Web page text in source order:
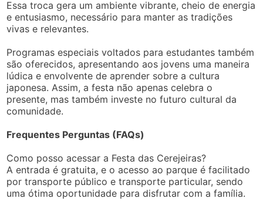
Essa troca gera um ambiente vibrante, cheio de energia
e entusiasmo, necessário para manter as tradições
vivas e relevantes.
Programas especiais voltados para estudantes também
são oferecidos, apresentando aos jovens uma maneira
lúdica e envolvente de aprender sobre a cultura
japonesa. Assim, a festa não apenas celebra o
presente, mas também investe no futuro cultural da
comunidade.
Frequentes Perguntas (FAQs)
Como posso acessar a Festa das Cerejeiras?
A entrada é gratuita, e o acesso ao parque é facilitado
por transporte público e transporte particular, sendo
uma ótima oportunidade para disfrutar com a família.